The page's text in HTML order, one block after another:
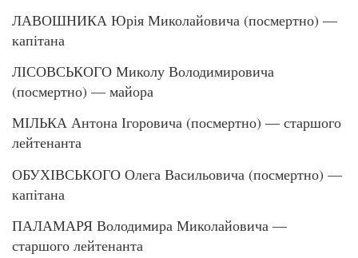
ЛАВОШНИКА Юрія Миколайовича (посмертно) —
капітана
ЛІСОВСЬКОГО Миколу Володимировича
(посмертно) — майора
МІЛЬКА Антона Ігоровича (посмертно) — старшого
лейтенанта
ОБУХІВСЬКОГО Олега Васильовича (посмертно) —
капітана
ПАЛАМАРЯ Володимира Миколайовича —
старшого лейтенанта